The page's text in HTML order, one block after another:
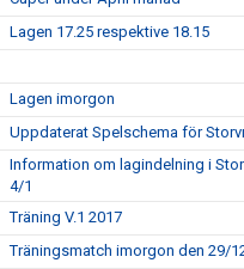
Lagen 17.25 respektive 18.15
Lagen imorgon
Uppdaterat Spelschema för
Information om lagindelning i
4/1
Träning V.1 2017
Träningsmatch imorgon den 29/